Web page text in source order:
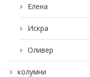
Елена
Искра
Оливер
колумни